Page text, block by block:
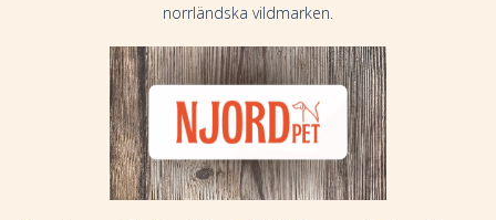
norrländska vildmarken.